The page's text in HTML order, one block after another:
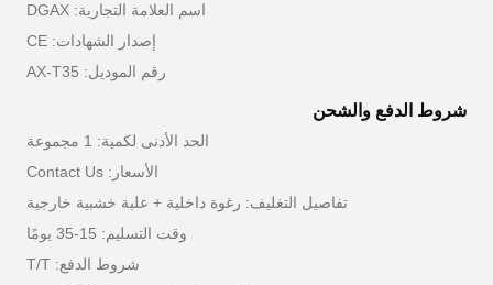
اسم العلامة التجارية: DGAX
إصدار الشهادات: CE
رقم الموديل: AX-T35
شروط الدفع والشحن
الحد الأدنى لكمية: 1 مجموعة
الأسعار: Contact Us
تفاصيل التغليف: رغوة داخلية + علبة خشبية خارجية
وقت التسليم: 15-35 يومًا
شروط الدفع: T/T